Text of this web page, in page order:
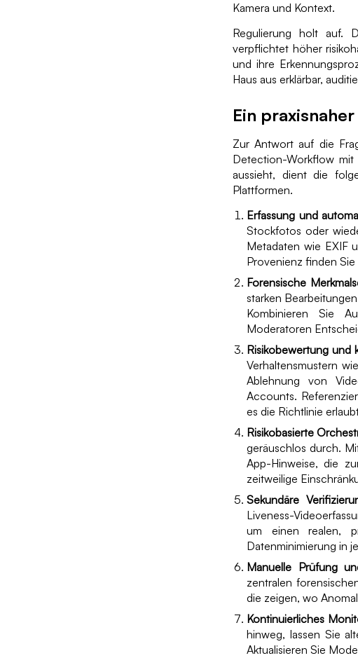
Kamera und Kontext.
Regulierung holt auf.
verpflichtet höher
und ihre
Haus aus erklärbar,
Ein
Zur Antwort auf die
Detection-Workflow mit
aussieht, dient die
Plattformen.
Erfassung und
Stockfotos oder
Metadaten wie EXIF
Provenienz finden Sie
Forensische
starken
Kombinieren Sie
Moderatoren
Risikobewertung und
Verhaltensmustern
Ablehnung von
Accounts.
es die Richtlinie
Risikobasierte
geräuschlos durch.
App-Hinweise, die
zeitweilige
Sekundäre
Liveness-
um einen realen,
Datenminimierung in
Manuelle Prüfung
zentralen
die zeigen, wo
Kontinuierliches
hinweg, lassen Sie
Aktualisieren Sie